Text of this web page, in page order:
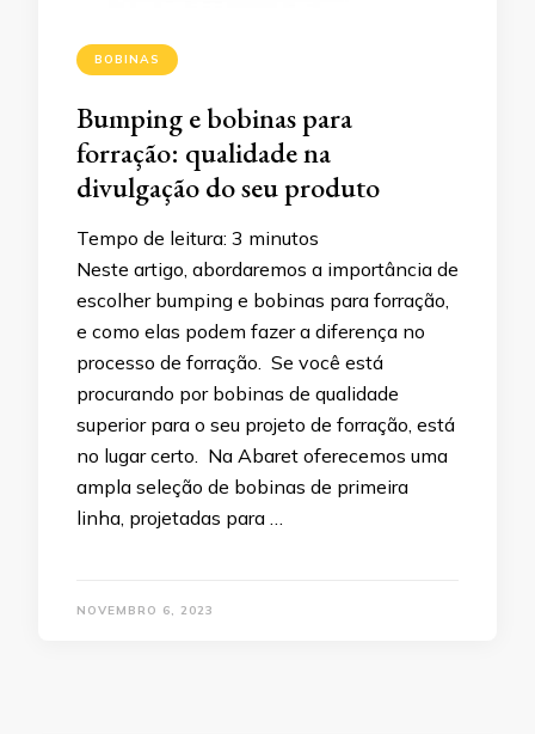
BOBINAS
Bumping e bobinas para
forração: qualidade na
divulgação do seu produto
Tempo de leitura: 3 minutos
Neste artigo, abordaremos a importância de
escolher bumping e bobinas para forração,
e como elas podem fazer a diferença no
processo de forração. Se você está
procurando por bobinas de qualidade
superior para o seu projeto de forração, está
no lugar certo. Na Abaret oferecemos uma
ampla seleção de bobinas de primeira
linha, projetadas para …
NOVEMBRO 6, 2023